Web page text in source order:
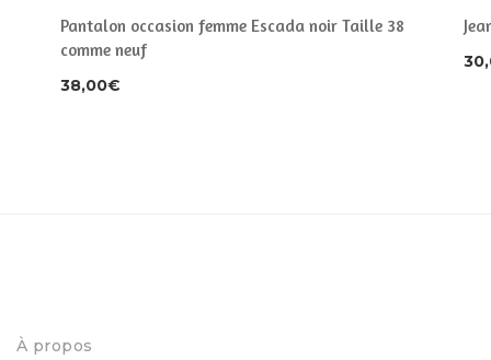
Pantalon occasion femme Escada noir Taille 38
comme neuf
38,00€
À propos